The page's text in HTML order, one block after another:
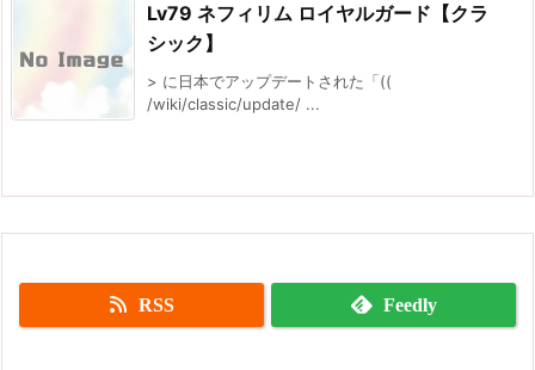
Lv79 ネフィリム ロイヤルガード【クラ
シック】
> に日本でアップデートされた「((
/wiki/classic/update/ ...
RSS Feedly